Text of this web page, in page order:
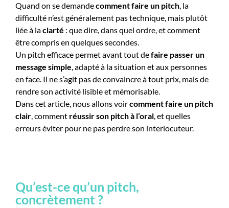
Quand on se demandecomment faire un pitch, la
difficulté n’est généralement pas technique, mais plutôt
liée à laclarté : que dire, dans quel ordre, et comment
être compris en quelques secondes.
Un pitch efficace permet avant tout defaire passer un
message simple, adapté à la situation et aux personnes
en face. Il ne s’agit pas de convaincre à tout prix, mais de
rendre son activité lisible et mémorisable.
Dans cet article, nous allons voircomment faire un pitch
clair, comment réussir son pitch à l’oral, et quelles
erreurs éviter pour ne pas perdre son interlocuteur.
Qu’est-ce qu’un pitch,
concrètement ?